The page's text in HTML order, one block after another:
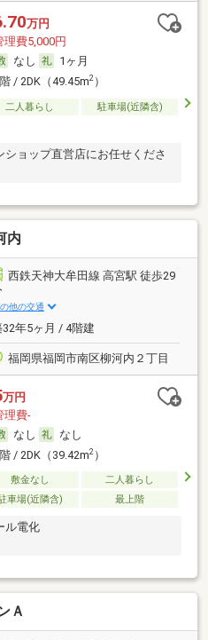
万円
理費5,000円
なし
1ヶ月
/ 2DK（49.45m2）
二人暮らし
駐車場(近隣含)
ショップ直営店にお任せくださ
内
西鉄天神大牟田線 高宮駅 徒歩29
他の交通
32年5ヶ月 / 4階建
福岡県福岡市南区柳河内２丁目
万円
理費-
なし
なし
/ 2DK（39.42m2）
敷金なし
二人暮らし
車場(近隣含) 最上階
ル電化
Ａ